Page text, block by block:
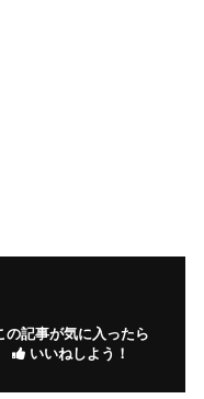
の記事が気に入ったら
いいねしよう！